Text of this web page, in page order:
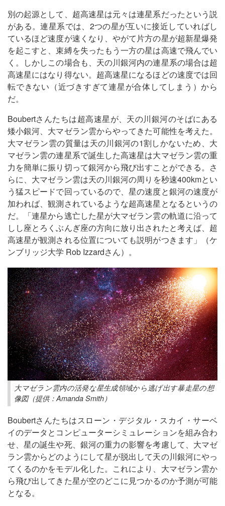
別の起源として、超高速星は元々は連星系だったという説
がある。連星系では、2つの星が互いに接近していればし
ているほど速度が速くなり、やがて片方の星が超新星爆発
を起こすと、束縛を失ったもう一方の星は高速で飛んでい
く。しかしこの場合も、天の川銀河内の連星系の場合は超
高速星にはなり得ない。超高速星になるほどの速度では回
転できない（近づきすぎて連星が合体してしまう）から
だ。
Boubertさんたちは超高速星が、天の川銀河のそばにある
矮小銀河、大マゼラン雲からやってきた可能性を考えた。
大マゼラン雲の質量は天の川銀河の1割しかないため、大
マゼラン雲の連星系で誕生した高速星は大マゼラン雲の重
力を簡単に振り切って銀河から飛び出すことができる。さ
らに、大マゼラン雲は天の川銀河の周りを秒速400kmとい
う猛スピードで回っているので、星の速度と銀河の速度が
加われば、観測されているような超高速星となるというの
だ。「連星から逃亡した星が大マゼラン雲の軌道に沿って
しし座とろくぶんぎ座の方向に放り出されたと考えば、超
高速星が観測される位置についても説明がつきます」（ケ
ンブリッジ大学 Rob Izzardさん）。
大マゼラン雲内の活発な星生成領域から逃げ出す暴走星の想
像図（提供：Amanda Smith）
Boubertさんたちはスローン・デジタル・スカイ・サーベ
イのデータとコンピューターシミュレーションを組み合わ
せ、星の誕生や死、銀河の重力の影響を考慮して、大マゼ
ラン雲からどのようにして星が脱出して天の川銀河にやっ
てくるのかをモデル化した。これにより、大マゼラン雲か
ら飛び出してきた星が空のどこに見つかるのか予測が可能
となる。